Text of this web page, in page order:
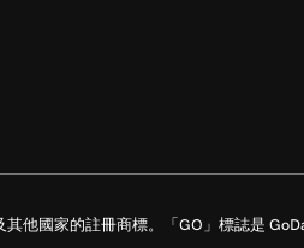
他國家的註冊商標。「GO」標誌是